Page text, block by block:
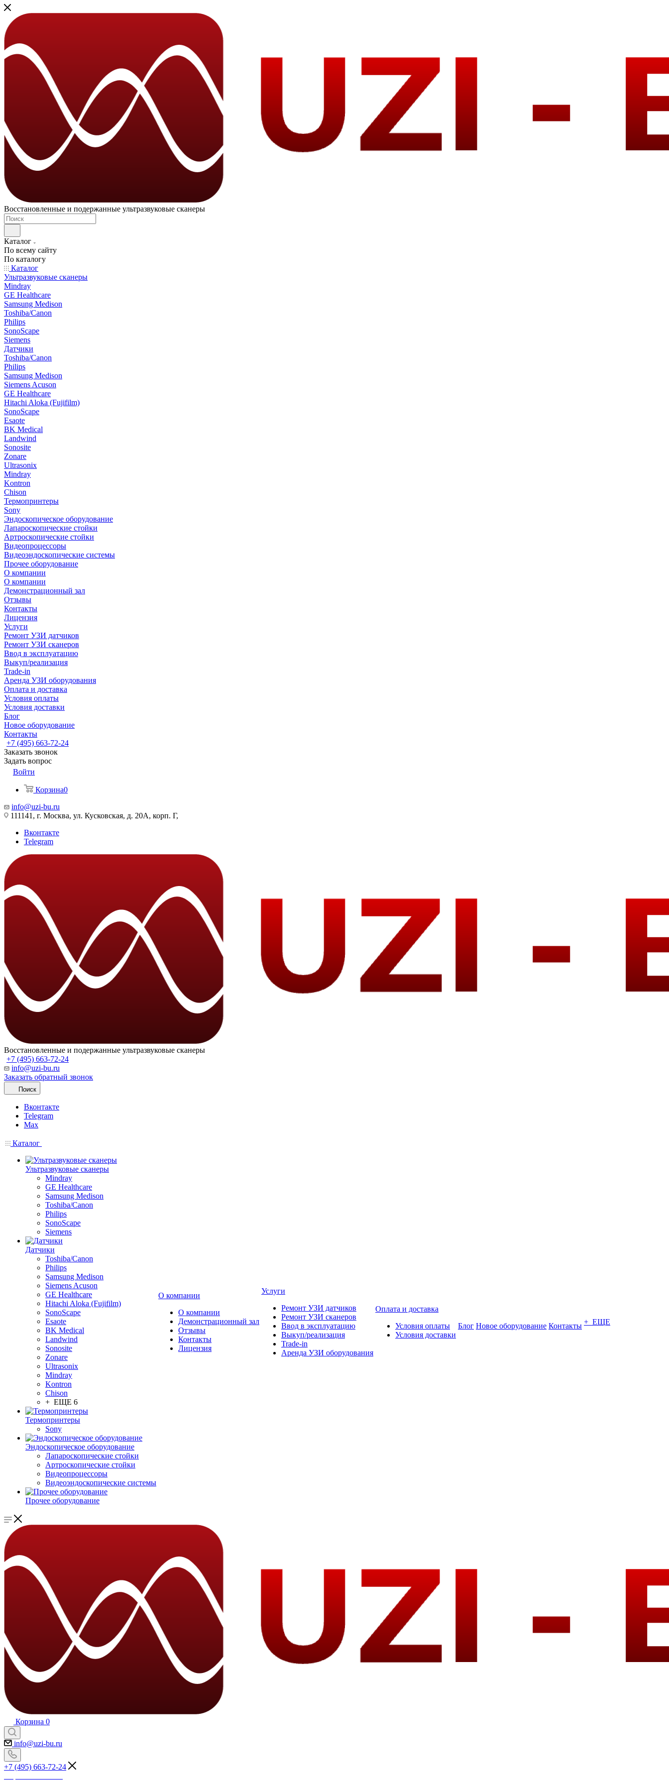
Восстановленные и подержанные ультразвуковые сканеры
Каталог
По всему сайту
По каталогу
Каталог
Ультразвуковые сканеры
Mindray
GE Healthcare
Samsung Medison
Toshiba/Canon
Philips
SonoScape
Siemens
Датчики
Toshiba/Canon
Philips
Samsung Medison
Siemens Acuson
GE Healthcare
Hitachi Aloka (Fujifilm)
SonoScape
Esaote
BK Medical
Landwind
Sonosite
Zonare
Ultrasonix
Mindray
Kontron
Chison
Термопринтеры
Sony
Эндоскопическое оборудование
Лапароскопические стойки
Артроскопические стойки
Видеопроцессоры
Видеоэндоскопические системы
Прочее оборудование
О компании
О компании
Демонстрационный зал
Отзывы
Контакты
Лицензия
Услуги
Ремонт УЗИ датчиков
Ремонт УЗИ сканеров
Ввод в эксплуатацию
Выкуп/реализация
Trade-in
Аренда УЗИ оборудования
Оплата и доставка
Условия оплаты
Условия доставки
Блог
Новое оборудование
Контакты
+7 (495) 663-72-24
Заказать звонок
Задать вопрос
Войти
Корзина0
info@uzi-bu.ru
111141, г. Москва, ул. Кусковская, д. 20А, корп. Г,
Вконтакте
Telegram
Восстановленные и подержанные ультразвуковые сканеры
+7 (495) 663-72-24
info@uzi-bu.ru
Заказать обратный звонок
Поиск
Вконтакте
Telegram
Max
Каталог
Ультразвуковые сканеры
Mindray
GE Healthcare
Samsung Medison
Toshiba/Canon
Philips
SonoScape
Siemens
Датчики
Toshiba/Canon
Philips
Samsung Medison
Siemens Acuson
GE Healthcare
Hitachi Aloka (Fujifilm)
SonoScape
Esaote
BK Medical
Landwind
Sonosite
Zonare
Ultrasonix
Mindray
Kontron
Chison
+ ЕЩЕ 6
Термопринтеры
Sony
Эндоскопическое оборудование
Лапароскопические стойки
Артроскопические стойки
Видеопроцессоры
Видеоэндоскопические системы
Прочее оборудование
О компании
О компании
Демонстрационный зал
Отзывы
Контакты
Лицензия
Услуги
Ремонт УЗИ датчиков
Ремонт УЗИ сканеров
Ввод в эксплуатацию
Выкуп/реализация
Trade-in
Аренда УЗИ оборудования
Оплата и доставка
Условия оплаты
Условия доставки
Блог Новое оборудование Контакты + ЕЩЕ
Корзина 0
info@uzi-bu.ru
+7 (495) 663-72-24